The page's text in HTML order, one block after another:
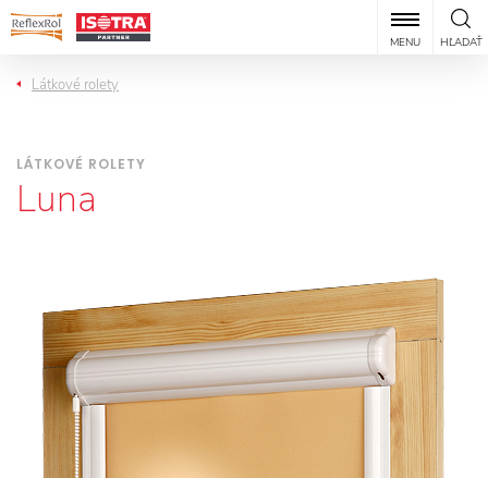
HĽADAŤ
MENU
Látkové rolety
LÁTKOVÉ ROLETY
Luna